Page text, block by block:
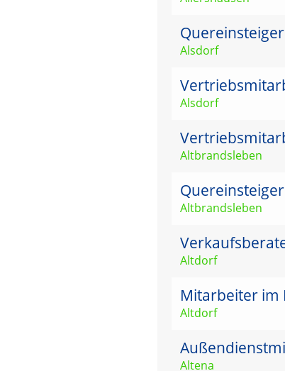
Alsdorf
Alsdorf
Altbrandsleben
Altbrandsleben
Altdorf
Mitarbeiter im
Altdorf
Altena